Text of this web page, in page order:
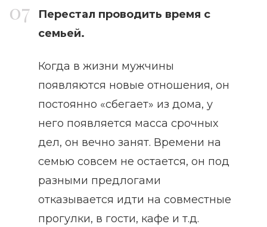
Перестал проводить время с
семьей.
Когда в жизни мужчины
появляются новые отношения, он
постоянно «сбегает» из дома, у
него появляется масса срочных
дел, он вечно занят. Времени на
семью совсем не остается, он под
разными предлогами
отказывается идти на совместные
прогулки, в гости, кафе и т.д.